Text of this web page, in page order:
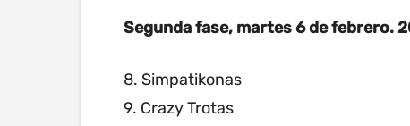
Segunda fase, martes 6 de febrero.
8. Simpatikonas
9. Crazy Trotas